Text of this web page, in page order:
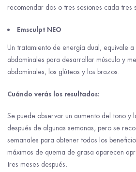
recomendar dos o tres sesiones cada tres
Emsculpt NEO
Un tratamiento de energía dual, equivale
abdominales para desarrollar músculo y
abdominales, los glúteos y los brazos.
Cuándo verás los resultados:
Se puede observar un aumento del tono y
después de algunas semanas, pero se
semanales para obtener todos los
máximos de quema de grasa aparecen
tres meses después.